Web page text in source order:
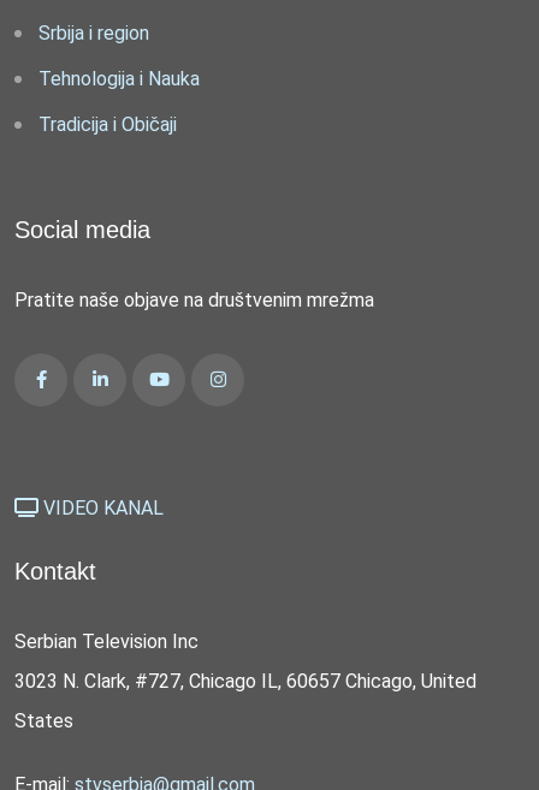
Srbija i region
Tehnologija i Nauka
Tradicija i Običaji
Social media
Pratite naše objave na društvenim mrežma
VIDEO KANAL
Kontakt
Serbian Television Inc
3023 N. Clark, #727, Chicago IL, 60657 Chicago, United
States
E-mail: stvserbia@gmail.com